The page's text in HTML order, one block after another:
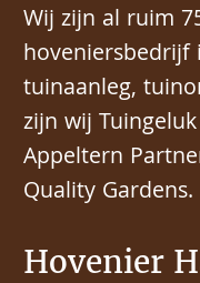
Hovenier
Wij zijn al ruim
tuinaanleg,
zijn wij
Appeltern
Quality Gardens.